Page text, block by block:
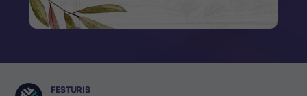
FESTURIS